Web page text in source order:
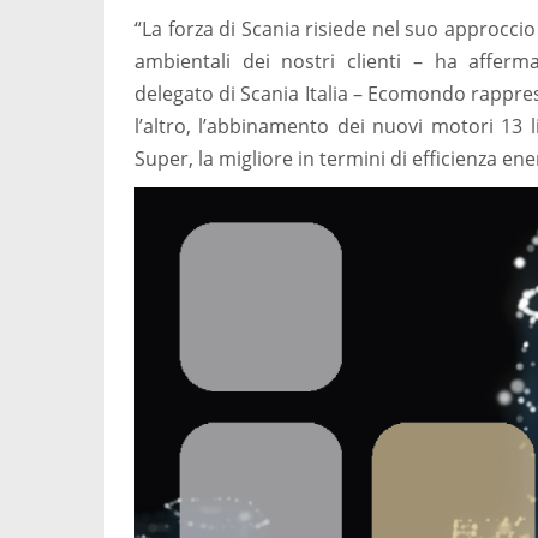
“La forza di Scania risiede nel suo
ambientali dei nostri clienti – ha
delegato di Scania Italia – Ecomondo
l’altro, l’abbinamento dei nuovi motori
Super, la migliore in termini di efficienza